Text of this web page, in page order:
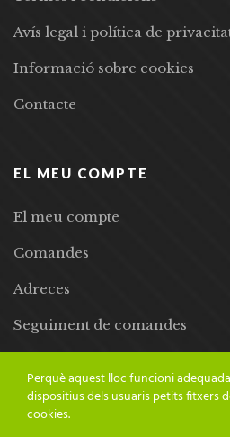
Avís legal i política de
Informació sobre cookies
Contacte
EL MEU COMPTE
El meu compte
Comandes
Adreces
Seguiment de comandes
Perquè aquest lloc funcioni
dispositius dels usuaris petits fitxers
cookies.